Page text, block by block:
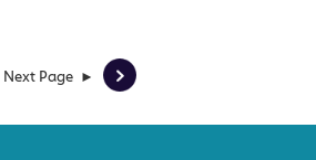
Next Page ►